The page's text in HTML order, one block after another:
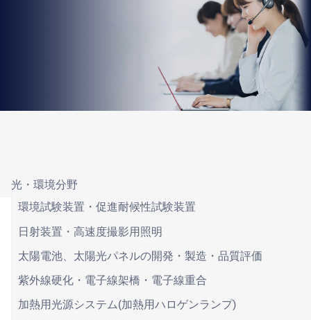
光・環境分野
環境試験装置・促進耐候性試験装置
日射装置・高速度撮影用照明
太陽電池、太陽光パネルの開発・製造・品質評価
紫外線硬化・電子線架橋・電子線重合
加熱用光源システム(加熱用ハロゲンランプ)